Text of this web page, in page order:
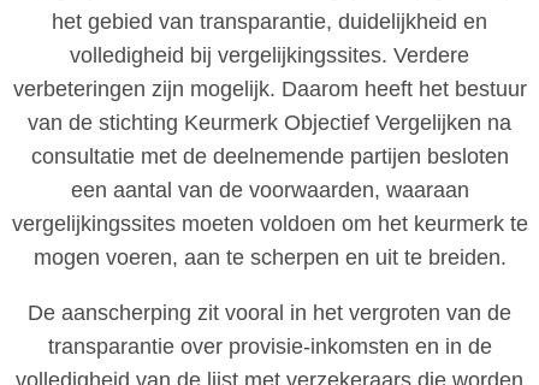
het gebied van transparantie, duidelijkheid en
volledigheid bij vergelijkingssites. Verdere
verbeteringen zijn mogelijk. Daarom heeft het bestuur
van de stichting Keurmerk Objectief Vergelijken na
consultatie met de deelnemende partijen besloten
een aantal van de voorwaarden, waaraan
vergelijkingssites moeten voldoen om het keurmerk te
mogen voeren, aan te scherpen en uit te breiden.
De aanscherping zit vooral in het vergroten van de
transparantie over provisie-inkomsten en in de
volledigheid van de lijst met verzekeraars die worden